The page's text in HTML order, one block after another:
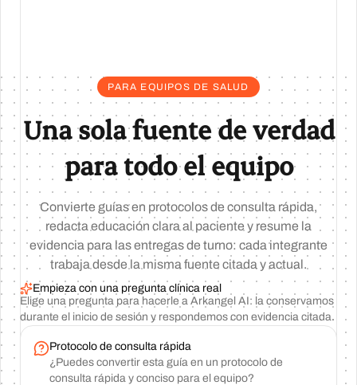
PARA EQUIPOS DE SALUD
Una sola fuente de verdad
para todo el equipo
Convierte guías en protocolos de consulta rápida,
redacta educación clara al paciente y resume la
evidencia para las entregas de turno: cada integrante
trabaja desde la misma fuente citada y actual.
Empieza con una pregunta clínica real
Elige una pregunta para hacerle a Arkangel AI: la conservamos
durante el inicio de sesión y respondemos con evidencia citada.
Protocolo de consulta rápida
¿Puedes convertir esta guía en un protocolo de
consulta rápida y conciso para el equipo?